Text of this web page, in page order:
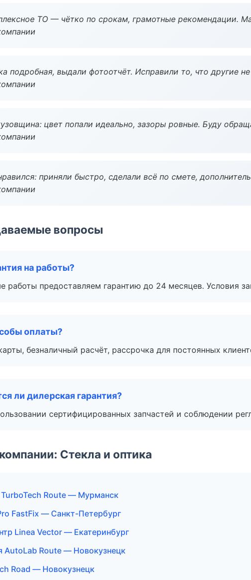
ТО — чётко по срокам, грамотные рекомендации.
подробная, выдали фотоотчёт. Исправили то, что другие
цвет попали идеально, зазоры ровные. Буду
приняли быстро, сделали всё по смете,
вопросы
на работы?
работы предоставляем гарантию до 24 месяцев. Условия
оплаты?
безналичный расчёт, рассрочка для постоянных
ли дилерская гарантия?
сертифицированных запчастей и соблюдении
Стекла и оптика
Route — Мурманск
FastFix — Санкт-Петербург
Linea Vector — Екатеринбург
AutoLab Route — Новокузнецк
Road — Новокузнецк